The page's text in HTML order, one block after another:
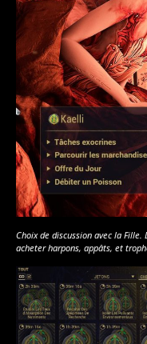
Choix de discussion avec la Fille.
acheter harpons, appâts, et